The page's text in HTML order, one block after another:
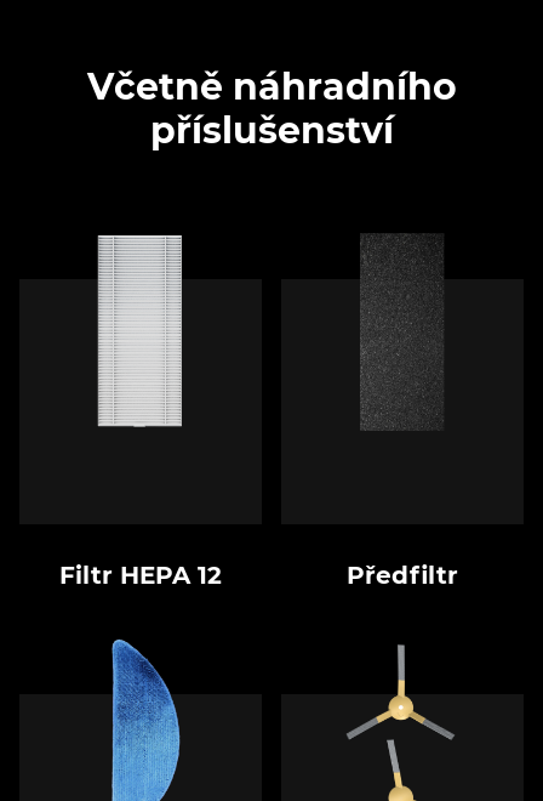
Včetně náhradního
příslušenství
Filtr HEPA 12 Předfiltr